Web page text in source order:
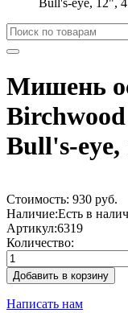
Мишень
Bull's-
Стоимость: 930 руб.
Наличие:Есть в
Артикул:6319
Количество:
Добавить в корзину
Написать нам